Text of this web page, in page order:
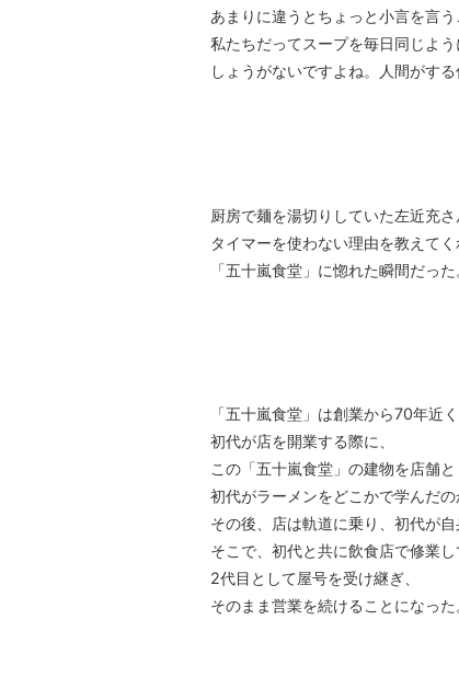
あまりに違うとちょっと小言を言う
私たちだってスープを毎日同じよ
しょうがないですよね。人間がする
厨房で麺を湯切りしていた左近充さ
タイマーを使わない理由を教えてく
「五十嵐食堂」に惚れた瞬間だった
「五十嵐食堂」は創業から70年近く
初代が店を開業する際に、
この「五十嵐食堂」の建物を店舗
初代がラーメンをどこかで学んだ
その後、店は軌道に乗り、初代が
そこで、初代と共に飲食店で修業
2代目として屋号を受け継ぎ、
そのまま営業を続けることになった